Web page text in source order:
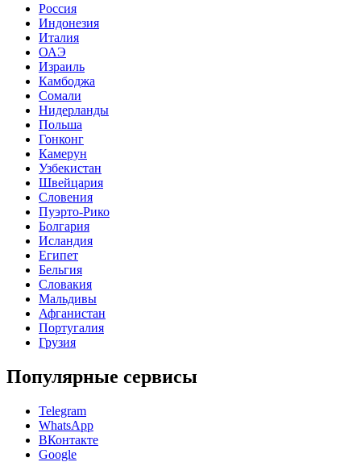
Россия
Индонезия
Италия
ОАЭ
Израиль
Камбоджа
Сомали
Нидерланды
Польша
Гонконг
Камерун
Узбекистан
Швейцария
Словения
Пуэрто-Рико
Болгария
Исландия
Египет
Бельгия
Словакия
Мальдивы
Афганистан
Португалия
Грузия
Популярные сервисы
Telegram
WhatsApp
ВКонтакте
Google